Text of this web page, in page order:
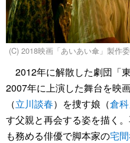
(C) 2018映画「あいあい傘」製作
2012年に解散した劇団「
2007年に上演した舞台を映
（立川談春）を捜す娘（倉
す父親と再会する姿を描く
も務める俳優で脚本家の宅